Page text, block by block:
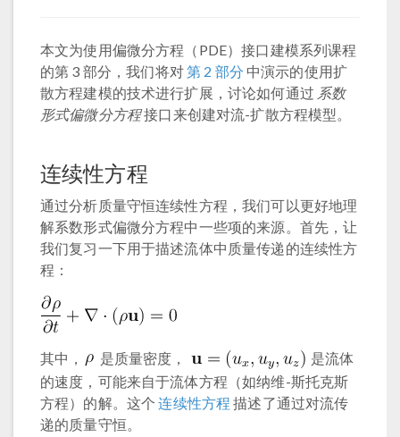
本文为使用偏微分方程（PDE）接口建模系列课程
的第 3 部分，我们将对第 2 部分 中演示的使用扩
散方程建模的技术进行扩展，讨论如何通过 系数
形式偏微分方程接口来创建对流-扩散方程模型。
连续性方程
通过分析质量守恒连续性方程，我们可以更好地理
解系数形式偏微分方程中一些项的来源。首先，让
我们复习一下用于描述流体中质量传递的连续性方
程：
其中， 是质量密度，
是流体
的速度，可能来自于流体方程（如纳维-斯托克斯
方程）的解。这个连续性方程 描述了通过对流传
递的质量守恒。